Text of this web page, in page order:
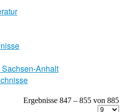
Anhalt
Ergebnisse 847 – 855 von 885